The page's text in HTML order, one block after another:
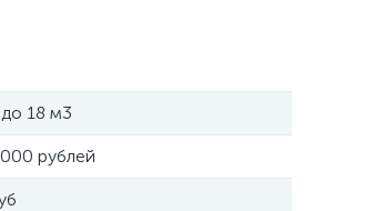
18 м3
рублей